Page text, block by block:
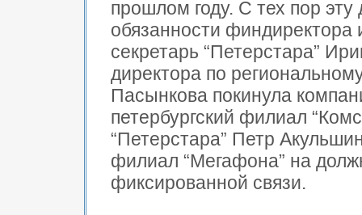
прошлом году. С тех пор
обязанности финдиректора
секретарь “Петерстара”
директора по
Пасынкова покинула
петербургский филиал
“Петерстара” Петр
филиал “Мегафона” на
фиксированной связи.